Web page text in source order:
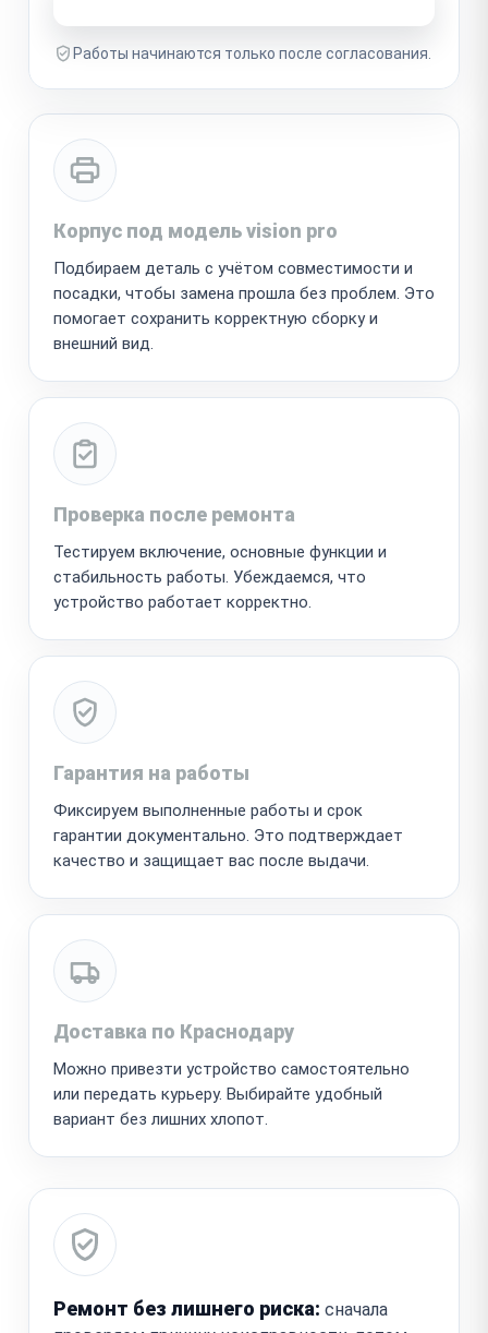
Работы начинаются только после согласования.
Корпус под модель vision pro
Подбираем деталь с учётом совместимости и
посадки, чтобы замена прошла без проблем. Это
помогает сохранить корректную сборку и
внешний вид.
Проверка после ремонта
Тестируем включение, основные функции и
стабильность работы. Убеждаемся, что
устройство работает корректно.
Гарантия на работы
Фиксируем выполненные работы и срок
гарантии документально. Это подтверждает
качество и защищает вас после выдачи.
Доставка по Краснодару
Можно привезти устройство самостоятельно
или передать курьеру. Выбирайте удобный
вариант без лишних хлопот.
Ремонт без лишнего риска: сначала